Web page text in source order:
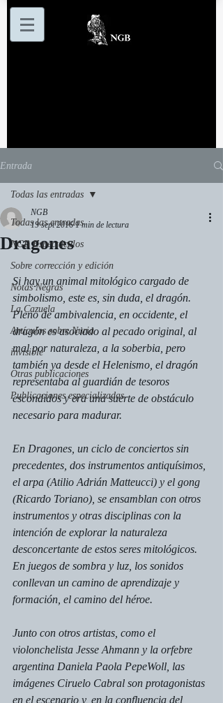
Entrada
Todas las entradas
NGB Espectáculos
Sobre corrección y edición
Notas Negras
La Cazuela
Artículos sobre Nuria
invisible
Otras publicaciones
Publicaciones especializadas
Todas las entradas
Dragones
NGB
19 sept 2016 1 min de lectura
Si hay un animal mitológico cargado de
simbolismo, este es, sin duda, el dragón.
Pleno de ambivalencia, en occidente, el
dragón es asociado al pecado original, al
mal por naturaleza, a la soberbia, pero
también ya desde el Helenismo, el dragón
representaba al guardián de tesoros
escondidos y era una suerte de obstáculo
necesario para madurar.
En Dragones , un ciclo de conciertos sin
precedentes, dos instrumentos antiquísimos,
el arpa (Atilio Adrián Matteucci) y el gong
(Ricardo Toriano), se ensamblan con otros
instrumentos y otras disciplinas con la
intención de explorar la naturaleza
desconcertante de estos seres mitológicos.
En juegos de sombra y luz, los sonidos
conllevan un camino de aprendizaje y
formación, el camino del héroe.
Junto con otros artistas, como el
violonchelista Jesse Ahmann y la orfebre
argentina Daniela Paola PepeWoll, las
imágenes Ciruelo Cabral son protagonistas
en el escenario y, en la confluencia del